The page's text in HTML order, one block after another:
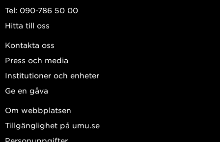
Tel: 090-786 50 00
Hitta till oss
Kontakta oss
Press och media
Institutioner och enheter
Ge en gåva
Om webbplatsen
Tillgänglighet på umu.se